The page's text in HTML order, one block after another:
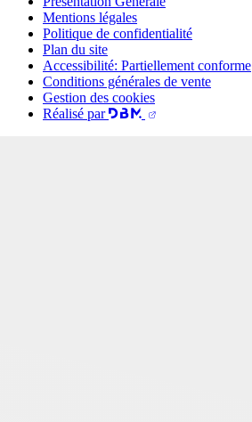
Mentions légales
Politique de confidentialité
Plan du site
Accessibilité: Partiellement conforme
Conditions générales de vente
Gestion des cookies
Réalisé par